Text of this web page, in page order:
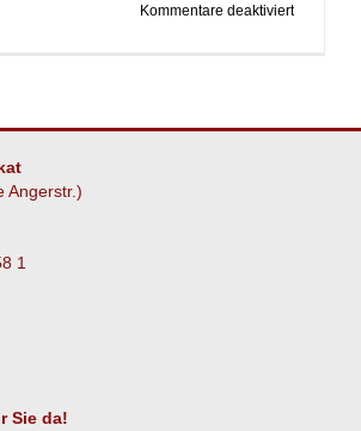
Kommentare deaktiviertfür
Angerstr.)
1
Sie da!